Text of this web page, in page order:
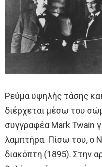
Ρεύμα υψηλής τάσης
διέρχεται μέσω του
συγγραφέα Mark Twain
λαμπτήρα. Πίσω του, ο
διακόπτη (1895). Στην